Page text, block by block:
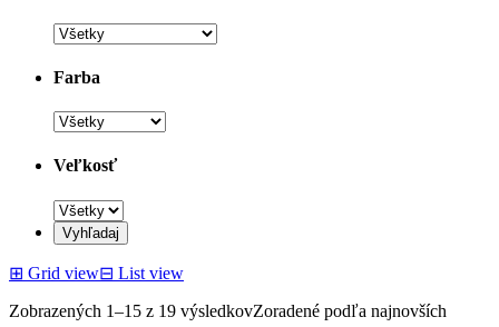
Farba
Veľkosť
⊞ Grid view⊟ List view
Zobrazených 1–15 z 19 výsledkovZoradené podľa najnovších